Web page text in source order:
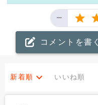
−
コメントを書く
新着順 いいね順